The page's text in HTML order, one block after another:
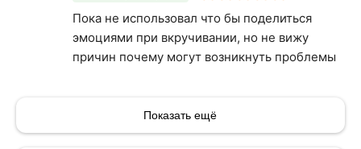
Пока не использовал что бы поделиться
эмоциями при вкручивании, но не вижу
причин почему могут возникнуть проблемы
Показать ещё